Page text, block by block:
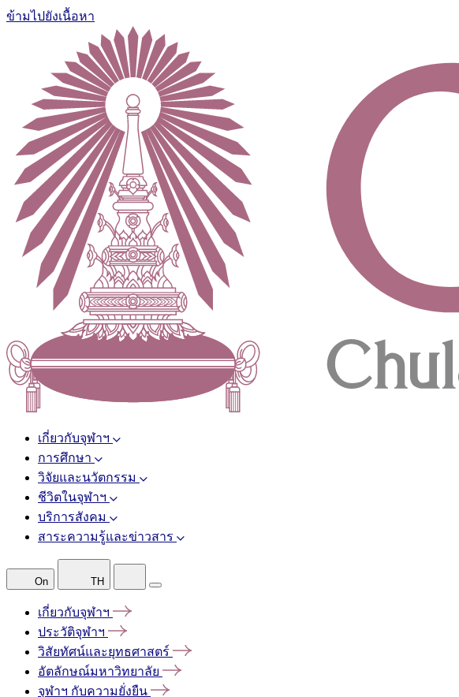
ข้ามไปยังเนื้อหา
เกี่ยวกับจุฬาฯ
การศึกษา
วิจัยและนวัตกรรม
ชีวิตในจุฬาฯ
บริการสังคม
สาระความรู้และข่าวสาร
On TH
เกี่ยวกับจุฬาฯ
ประวัติจุฬาฯ
วิสัยทัศน์และยุทธศาสตร์
อัตลักษณ์มหาวิทยาลัย
จุฬาฯ กับความยั่งยืน